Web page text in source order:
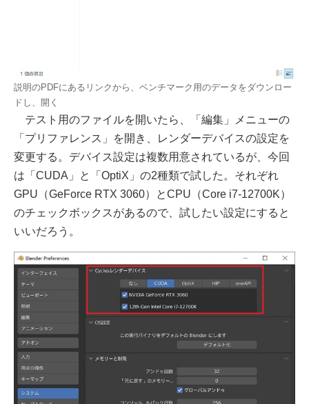
説明のPDFにあるリンクから、ベンチマーク用のデータをダウンロー
ドし、開く
テスト用のファイルを開いたら、「編集」メニューの
「プリファレンス」を開き、レンダーデバイスの設定を
変更する。デバイス設定は複数用意されているが、今回
は「CUDA」と「OptiX」の2種類で試した。それぞれ
GPU（GeForce RTX 3060）とCPU（Core i7-12700K）
のチェックボックスがあるので、試したい設定にすると
いいだろう。